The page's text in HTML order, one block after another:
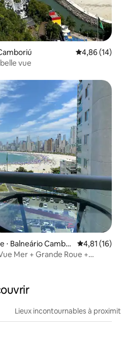
Évaluation
4,86 (14)
vue
Balneário Cambor
Évaluation
4,81 (16)
Mer + Grande Roue +
Lieux incontournables à